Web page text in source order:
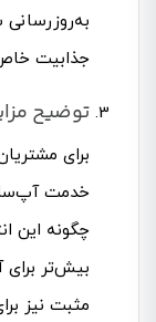
جذابیت
توضیح
برای
خدمت
چگونه این
بیش‌تر برای
مثبت نیز